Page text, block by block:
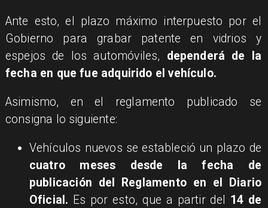
Ante esto, el plazo máximo interpuesto por el
Gobierno para grabar patente en vidrios y
espejos de los automóviles, dependerá de la
fecha en que fue adquirido el vehículo.
Asimismo, en el reglamento publicado se
consigna lo siguiente:
Vehículos nuevos se estableció un plazo de
cuatro meses desde la fecha de
publicación del Reglamento en el Diario
Oficial. Es por esto, que a partir del 14 de